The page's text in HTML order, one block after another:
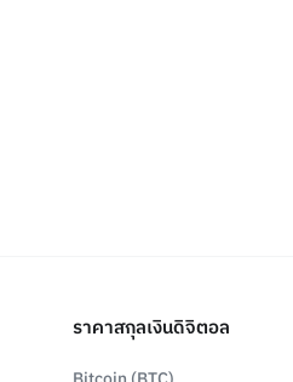
ราคาสกุลเงินดิจิตอล